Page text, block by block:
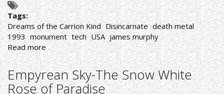
Tags:
Dreams of the Carrion Kind Disincarnate death metal
1993 monument tech USA james murphy
Read more about
Disincarnate-
Dreams
of
the
Empyrean Sky-The Snow White
Rose of Paradise